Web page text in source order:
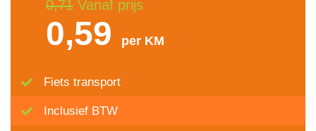
0,71Vanaf prijs
0,59 per KM
Fiets transport
Inclusief BTW